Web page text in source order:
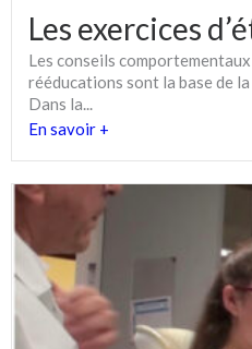
Les exercices
Les conseils
rééducations sont la base de
Dans la...
En savoir +